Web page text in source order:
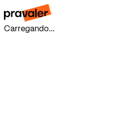
Carregando...